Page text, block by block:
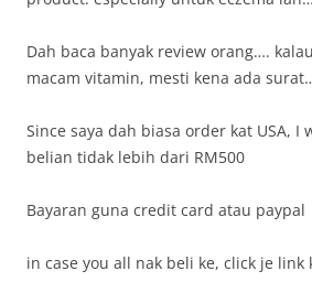
Dah baca banyak review orang….
macam vitamin, mesti kena ada
Since saya dah biasa order kat USA, I
belian tidak lebih dari RM500
Bayaran guna credit card atau paypal
in case you all nak beli ke, click je